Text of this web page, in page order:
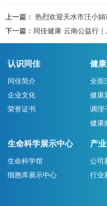
上一篇： 热烈欢迎天水市汪小
下一篇： 同佳健康·云南公益行
认识同佳
同佳简介
企业文化
荣誉证书
健
全面
健康
调理
健康
生命科学展示中心
生命科学馆
细胞库展示中心
产
公司
行业